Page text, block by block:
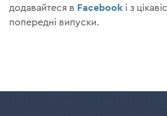
додавайтеся в Facebook і з
попередні випуски.